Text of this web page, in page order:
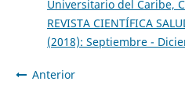
Universitario del Caribe,
REVISTA CIENTÍFICA
(2018): Septiembre -
Anterior